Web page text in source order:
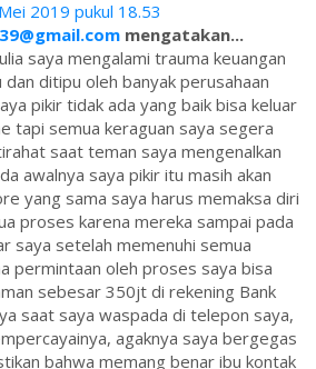
2019 pukul 18.53
mengatakan...
saya mengalami trauma keuangan
ditipu oleh banyak perusahaan
pikir tidak ada yang baik bisa keluar
tapi semua keraguan saya segera
saat teman saya mengenalkan
awalnya saya pikir itu masih akan
yang sama saya harus memaksa diri
proses karena mereka sampai pada
saya setelah memenuhi semua
permintaan oleh proses saya bisa
sebesar 350jt di rekening Bank
saat saya waspada di telepon saya,
agaknya saya bergegas
bahwa memang benar ibu kontak